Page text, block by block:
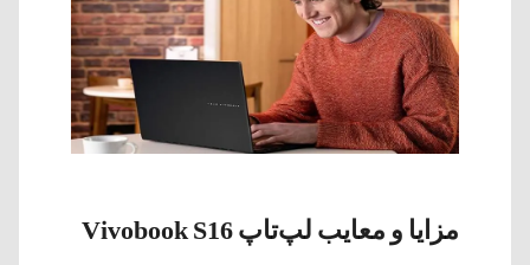
مزایا و معایب لپ‌تاپ Vivobook S16